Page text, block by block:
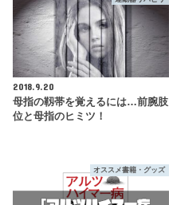
2018.9.20
母指の靱帯を覚えるには…前腕肢
位と母指のヒミツ！
オススメ書籍・グッズ